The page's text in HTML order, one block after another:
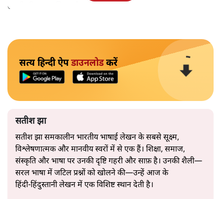
उतनी ही अनुमानित और दोहराव भरी।
सत्य हिन्दी ऐपडाउनलोडकरें
सतीश झा
सतीश झा समकालीन भारतीय भाषाई लेखन के सबसे सूक्ष्म,
विश्लेषणात्मक और मानवीय स्वरों में से एक हैं। शिक्षा, समाज,
संस्कृति और भाषा पर उनकी दृष्टि गहरी और साफ़ है। उनकी शैली—
सरल भाषा में जटिल प्रश्नों को खोलने की—उन्हें आज के
हिंदी‑हिंदुस्तानी लेखन में एक विशिष्ट स्थान देती है।